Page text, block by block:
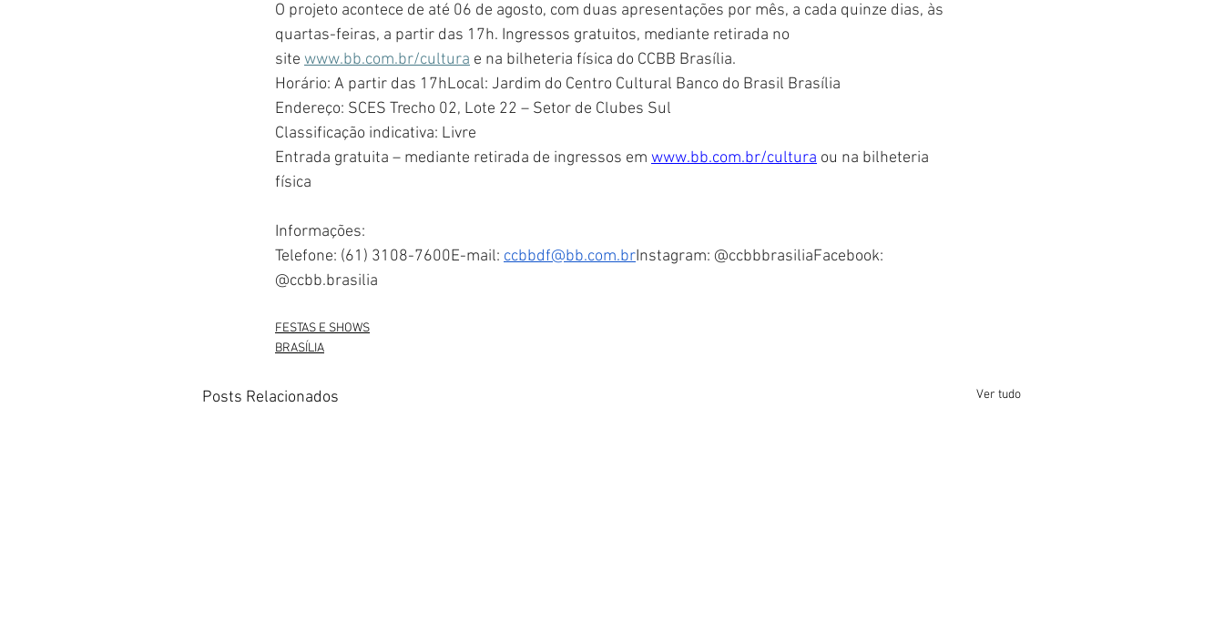
O projeto acontece de até 06 de agosto, com duas apresentações por mês, a cada quinze dias, às
quartas-feiras, a partir das 17h. Ingressos gratuitos, mediante retirada no
site www.bb.com.br/cultura e na bilheteria física do CCBB Brasília.
Horário: A partir das 17hLocal: Jardim do Centro Cultural Banco do Brasil Brasília
Endereço: SCES Trecho 02, Lote 22 – Setor de Clubes Sul
Classificação indicativa: Livre
Entrada gratuita – mediante retirada de ingressos em www.bb.com.br/cultura ou na bilheteria
física
Informações:
Telefone: (61) 3108-7600E-mail: ccbbdf@bb.com.brInstagram: @ccbbbrasiliaFacebook:
@ccbb.brasilia
FESTAS E SHOWS
BRASÍLIA
Posts Relacionados Ver tudo